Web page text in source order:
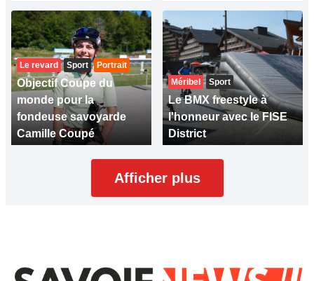
Le revard Sport Portrait
Objectif Coupe du
monde pour la
fondeuse savoyarde
Camille Coupé
Méribel Sport
Le BMX freestyle à
l'honneur avec le FISE
District
Afficher plus